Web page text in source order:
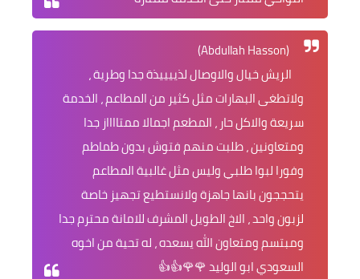
(Abdullah Hasson)
الريش خيال والاوصال لذييييذة جدا وطرية ،
ولاتطغى البهارات مثل كثير من المطاعم ، الخدمة
سريعة والاكل حار ، المطعم اجمالا ممتااااز جدا
ومتعاونين ، طلبت منهم فتوش بدون طماطم
وفورا لبوا طلبي وليس مثل غالبية المطاعم
يتحججون بانها جاهزة ولانستطيع تجهيز خاصة
لزبون واحد ، الاخ الطويل المشرف للامانة محترم جدا
ومبتسم ومتعاون الله يسعده ، له تحية من اخوه
السعودي ابو الوليد 🌹🌹👍👍